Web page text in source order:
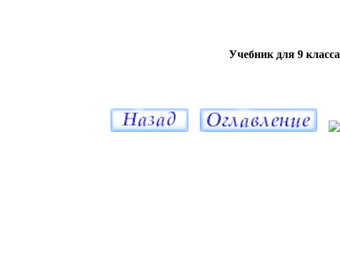
Учебник для 9 класса